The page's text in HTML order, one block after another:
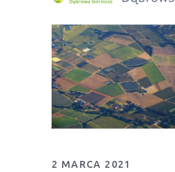
2 MARCA 2021